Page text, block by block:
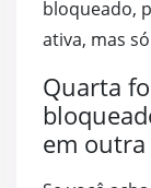
bloqueado,
ativa, mas
Quarta
em